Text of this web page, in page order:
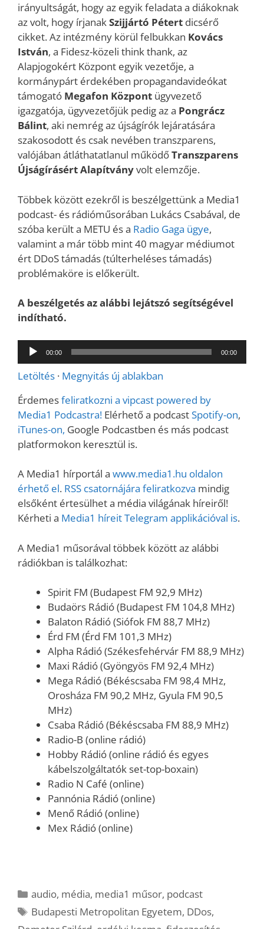
irányultságát, hogy az egyik feladata a diákoknak
az volt, hogy írjanakSzijjártó Pétert dicsérő
cikket. Az intézmény körül felbukkan Kovács
István, a Fidesz-közeli think thank, az
Alapjogokért Központ egyik vezetője, a
kormánypárt érdekében propagandavideókat
támogató Megafon Központ ügyvezető
igazgatója, ügyvezetőjük pedig az a Pongrácz
Bálint, aki nemrég az újságírók lejáratására
szakosodott és csak nevében transzparens,
valójában átláthatatlanul működőTranszparens
Újságírásért Alapítványvolt elemzője.
Többek között ezekről is beszélgettünk a Media1
podcast- és rádióműsorában Lukács Csabával, de
szóba került a METU és a Radio Gaga ügye,
valamint a már több mint 40 magyar médiumot
ért DDoS támadás (túlterheléses támadás)
problémaköre is előkerült.
A beszélgetés az alábbi lejátszó segítségével
indítható.
Audió
lejátszó
00:00 00:00
Letöltés · Megnyitás új ablakban
Érdemesfeliratkozni a vipcast powered by
Media1 Podcastra! Elérhető a podcastSpotify-on,
iTunes-on, Google Podcastben és más podcast
platformokon keresztül is.
A Media1 hírportál a www.media1.hu oldalon
érhető el. RSS csatornájára feliratkozva mindig
elsőként értesülhet a média világának híreiről!
Kérheti a Media1 híreit Telegram applikációval is.
A Media1 műsorával többek között az alábbi
rádiókban is találkozhat:
Spirit FM (Budapest FM 92,9 MHz)
Budaörs Rádió (Budapest FM 104,8 MHz)
Balaton Rádió (Siófok FM 88,7 MHz)
Érd FM (Érd FM 101,3 MHz)
Alpha Rádió (Székesfehérvár FM 88,9 MHz)
Maxi Rádió (Gyöngyös FM 92,4 MHz)
Mega Rádió (Békéscsaba FM 98,4 MHz,
Orosháza FM 90,2 MHz, Gyula FM 90,5
MHz)
Csaba Rádió (Békéscsaba FM 88,9 MHz)
Radio-B (online rádió)
Hobby Rádió (online rádió és egyes
kábelszolgáltatók set-top-boxain)
Radio N Café (online)
Pannónia Rádió (online)
Menő Rádió (online)
Mex Rádió (online)
Kategória
audio, média, media1 műsor, podcast
Címkék
Budapesti Metropolitan Egyetem, DDos,